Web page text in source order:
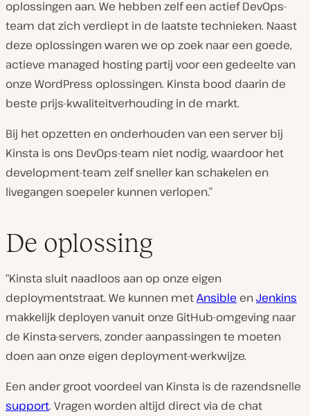
oplossingen aan. We hebben zelf een actief DevOps-
team dat zich verdiept in de laatste technieken. Naast
deze oplossingen waren we op zoek naar een goede,
actieve managed hosting partij voor een gedeelte van
onze WordPress oplossingen. Kinsta bood daarin de
beste prijs-kwaliteitverhouding in de markt.
Bij het opzetten en onderhouden van een server bij
Kinsta is ons DevOps-team niet nodig, waardoor het
development-team zelf sneller kan schakelen en
livegangen soepeler kunnen verlopen.”
De oplossing
“Kinsta sluit naadloos aan op onze eigen
deploymentstraat. We kunnen metAnsible enJenkins
makkelijk deployen vanuit onze GitHub-omgeving naar
de Kinsta-servers, zonder aanpassingen te moeten
doen aan onze eigen deployment-werkwijze.
Een ander groot voordeel van Kinsta is de razendsnelle
support. Vragen worden altijd direct via de chat